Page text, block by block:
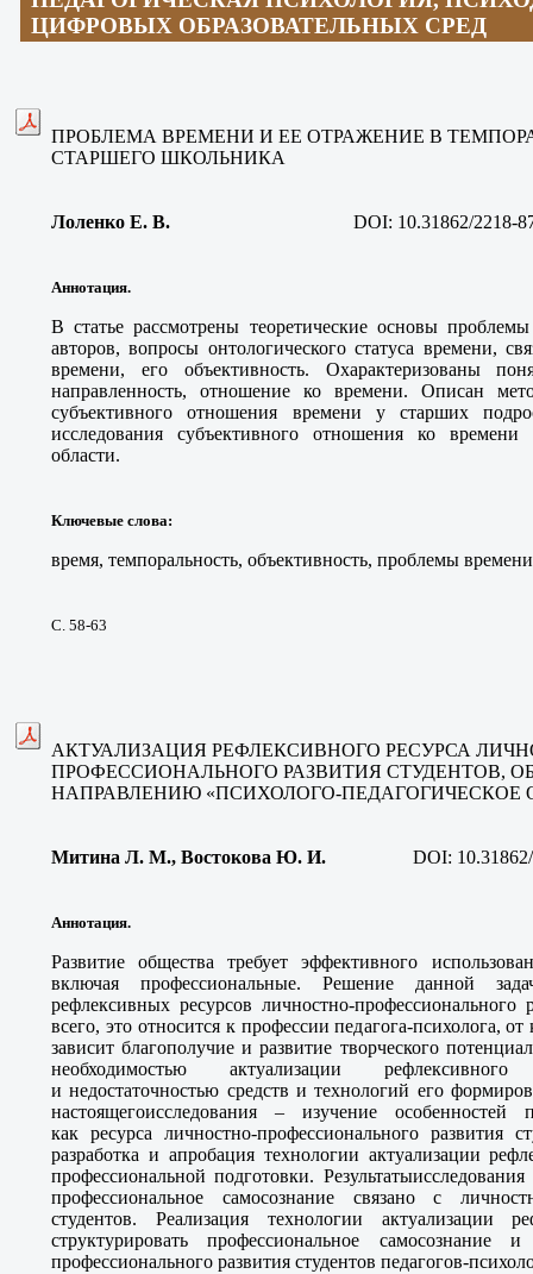
ЦИФРОВЫХ ОБРАЗОВАТЕЛЬНЫХ СРЕД
ПРОБЛЕМА ВРЕМЕНИ И ЕЕ ОТРАЖЕНИЕ В
СТАРШЕГО ШКОЛЬНИКА
Лоленко Е. В. DOI: 10.31862/2218-
Аннотация.
В статье рассмотрены теоретические основы
авторов, вопросы онтологического статуса времени,
времени, его объективность. Охарактеризованы
направленность, отношение ко времени. Описан
субъективного отношения времени у старших
исследования субъективного отношения ко
области.
Ключевые слова:
время, темпоральность, объективность, проблемы
С. 58-63
АКТУАЛИЗАЦИЯ РЕФЛЕКСИВНОГО РЕСУРСА
ПРОФЕССИОНАЛЬНОГО РАЗВИТИЯ СТУДЕНТОВ,
НАПРАВЛЕНИЮ «ПСИХОЛОГО-ПЕДАГОГИЧЕСКОЕ
Митина Л. М., Востокова Ю. И. DOI:
Аннотация.
Развитие общества требует эффективного
включая профессиональные. Решение данной
рефлексивных ресурсов личностно-
всего, это относится к профессии педагога-психолога,
зависит благополучие и развитие творческого
необходимостью актуализации рефлексивного
и недостаточностью средств и технологий его
настоящегоисследования – изучение особенностей
как ресурса личностно-профессионального развития
разработка и апробация технологии актуализации
профессиональной подготовки.
профессиональное самосознание связано с
студентов. Реализация технологии актуализации
структурировать профессиональное самосознание
профессионального развития студентов педагогов-